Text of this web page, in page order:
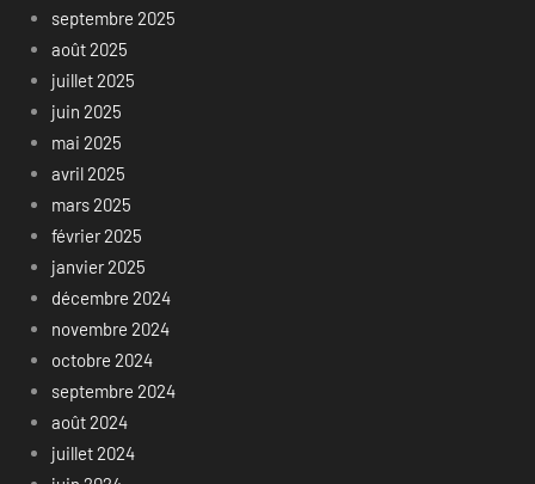
septembre 2025
août 2025
juillet 2025
juin 2025
mai 2025
avril 2025
mars 2025
février 2025
janvier 2025
décembre 2024
novembre 2024
octobre 2024
septembre 2024
août 2024
juillet 2024